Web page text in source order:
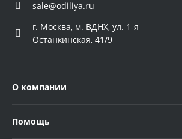
sale@odiliya.ru
г. Москва, м. ВДНХ, ул. 1-я
Останкинская, 41/9
О компании
Помощь